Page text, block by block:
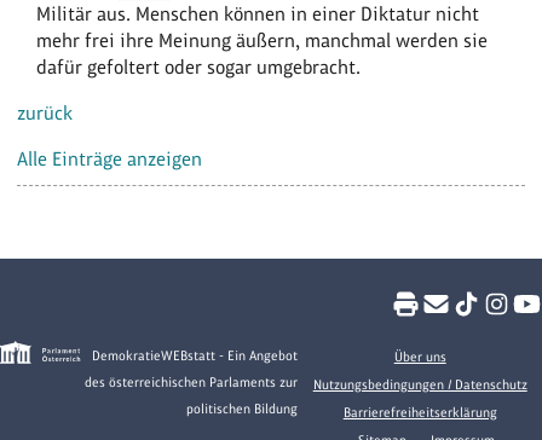
Militär aus. Menschen können in einer Diktatur nicht
mehr frei ihre Meinung äußern, manchmal werden sie
dafür gefoltert oder sogar umgebracht.
zurück
Alle Einträge anzeigen
DemokratieWEBstatt - Ein Angebot
des österreichischen Parlaments zur
politischen Bildung
Über uns
Nutzungsbedingungen / Datenschutz
Barrierefreiheitserklärung